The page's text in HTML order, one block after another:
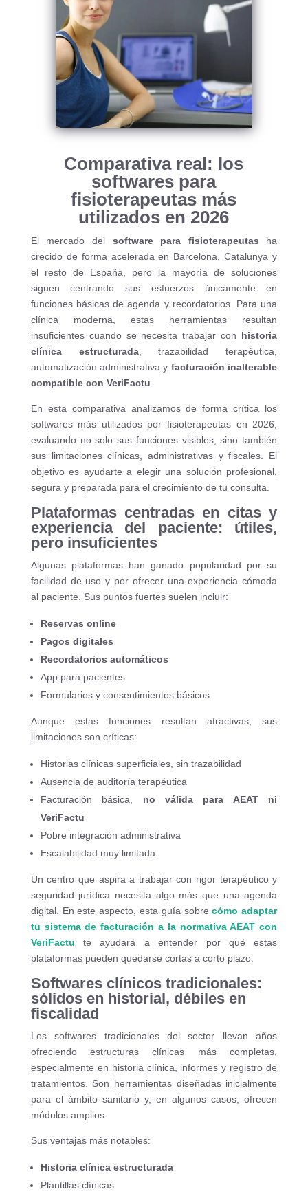
Comparativa real: los
softwares para
fisioterapeutas más
utilizados en 2026
El mercado del software para fisioterapeutas ha
crecido de forma acelerada en Barcelona, Catalunya y
el resto de España, pero la mayoría de soluciones
siguen centrando sus esfuerzos únicamente en
funciones básicas de agenda y recordatorios. Para una
clínica moderna, estas herramientas resultan
insuficientes cuando se necesita trabajar con historia
clínica estructurada, trazabilidad terapéutica,
automatización administrativa y facturación inalterable
compatible con VeriFactu.
En esta comparativa analizamos de forma crítica los
softwares más utilizados por fisioterapeutas en 2026,
evaluando no solo sus funciones visibles, sino también
sus limitaciones clínicas, administrativas y fiscales. El
objetivo es ayudarte a elegir una solución profesional,
segura y preparada para el crecimiento de tu consulta.
Plataformas centradas en citas y
experiencia del paciente: útiles,
pero insuficientes
Algunas plataformas han ganado popularidad por su
facilidad de uso y por ofrecer una experiencia cómoda
al paciente. Sus puntos fuertes suelen incluir:
Reservas online
Pagos digitales
Recordatorios automáticos
App para pacientes
Formularios y consentimientos básicos
Aunque estas funciones resultan atractivas, sus
limitaciones son críticas:
Historias clínicas superficiales, sin trazabilidad
Ausencia de auditoría terapéutica
Facturación básica, no válida para AEAT ni
VeriFactu
Pobre integración administrativa
Escalabilidad muy limitada
Un centro que aspira a trabajar con rigor terapéutico y
seguridad jurídica necesita algo más que una agenda
digital. En este aspecto, esta guía sobrecómo adaptar
tu sistema de facturación a la normativa AEAT con
VeriFactu te ayudará a entender por qué estas
plataformas pueden quedarse cortas a corto plazo.
Softwares clínicos tradicionales:
sólidos en historial, débiles en
fiscalidad
Los softwares tradicionales del sector llevan años
ofreciendo estructuras clínicas más completas,
especialmente en historia clínica, informes y registro de
tratamientos. Son herramientas diseñadas inicialmente
para el ámbito sanitario y, en algunos casos, ofrecen
módulos amplios.
Sus ventajas más notables:
Historia clínica estructurada
Plantillas clínicas